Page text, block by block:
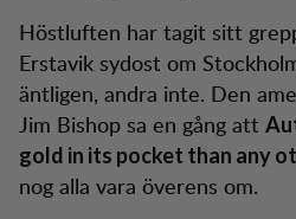
Höstluften har tagit sitt
Erstavik sydost om
äntligen, andra inte. Den
Jim Bishop sa en gång att
gold in its pocket than any
nog alla vara överens om.